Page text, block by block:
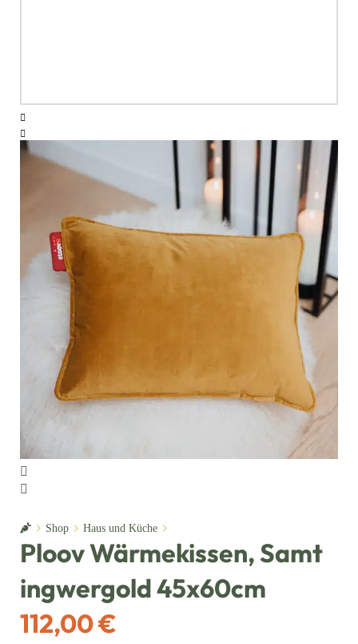
HomeShop Haus und Küche
Ploov Wärmekissen, Samt
ingwergold 45x60cm
112,00 €